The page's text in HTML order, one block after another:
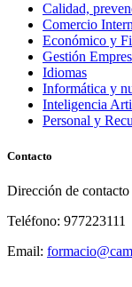
Calidad,
Comercio
Económico y
Gestión
Idiomas
Informática y
Inteligencia
Personal y
Contacto
Dirección de contacto
Teléfono: 977223111
Email: